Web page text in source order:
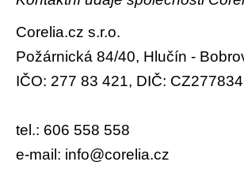
Corelia.cz s.r.o.
Požárnická 84/40, Hlučín -
IČO: 277 83 421, DIČ:
tel.: 606 558 558
e-mail: info@corelia.cz